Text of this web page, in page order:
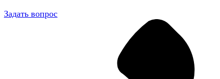
Задать вопрос